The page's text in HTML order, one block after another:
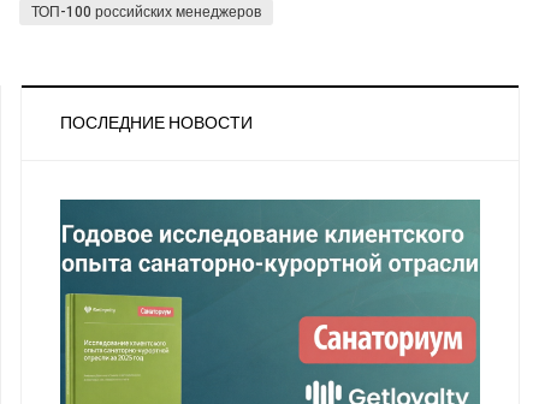
ТОП-100 российских менеджеров
ПОСЛЕДНИЕ НОВОСТИ